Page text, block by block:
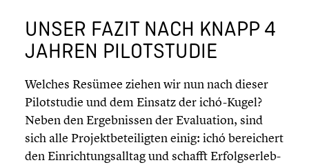
UNSER FAZIT NACH KNAPP 4
JAHREN PILOT­STU­DIE
Welches Resümee ziehen wir nun nach dieser
Pilot­stu­die und dem Einsatz der ichó-Kugel?
Neben den Ergeb­nis­sen der Evalua­tion, sind
sich alle Projekt­be­tei­lig­ten einig: ichó berei­chert
den Einrich­tungs­all­tag und schafft Erfolgs­er­leb­